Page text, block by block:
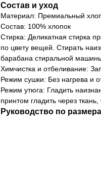
Состав и уход
Материал: Премиальный
Состав: 100% хлопок
Стирка: Деликатная стирка
по цвету вещей. Стирать
барабана стиральной
Химчистка и отбеливание:
Режим сушки: Без нагрева и
Режим утюга: Гладить
принтом гладить через
Руководство по